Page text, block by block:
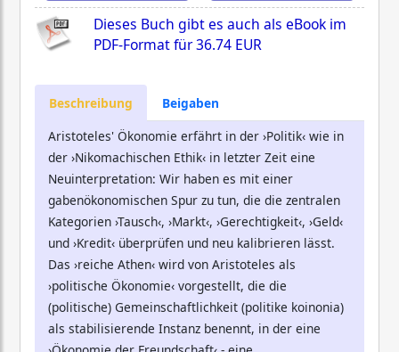
Dieses Buch gibt es auch als eBook im
PDF-Format für36.74 EUR
Beschreibung
Beigaben
Aristoteles' Ökonomie erfährt in der ›Politik‹ wie in
der ›Nikomachischen Ethik‹ in letzter Zeit eine
Neuinterpretation: Wir haben es mit einer
gabenökonomischen Spur zu tun, die die zentralen
Kategorien ›Tausch‹, ›Markt‹, ›Gerechtigkeit‹, ›Geld‹
und ›Kredit‹ überprüfen und neu kalibrieren lässt.
Das ›reiche Athen‹ wird von Aristoteles als
›politische Ökonomie‹ vorgestellt, die die
(politische) Gemeinschaftlichkeit (politike koinonia)
als stabilisierende Instanz benennt, in der eine